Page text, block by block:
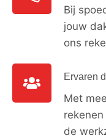
Bij
jouw
ons
Ervaren
Met
de